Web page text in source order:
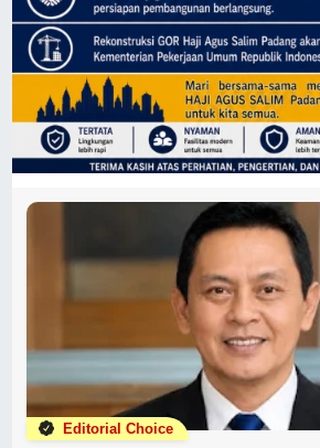
Editorial Choice